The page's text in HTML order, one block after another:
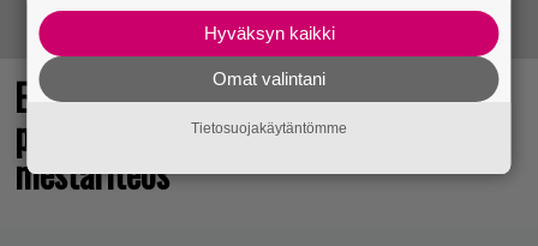
Elokuun PlayStation Plus Essential -
pelit ilmestyivät – mukana todellinen
mestariteos
Hyväksyn kaikki
Omat valintani
Tietosuojakäytäntömme